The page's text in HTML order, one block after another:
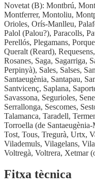
Novetat (B): Montbrú,
Montferrer, Montoliu,
Orioles, Orís-Manlleu,
Palol (Palou?), Paracolls,
Perellós, Plegamans,
Queralt (Reard),
Rosanes, Saga, Sagarriga,
Perpinyà), Sales, Salses,
Santaeugènia, Santapau,
Santvicenç, Saplana,
Savassona, Segurioles,
Serrallonga, Sescomes,
Talamanca, Taradell,
Torroella (de
Tost, Tous, Tregurà, Urtx,
Vilademuls, Vilagelans,
Voltregà, Voltrera, Xetmar
Fitxa tècnica